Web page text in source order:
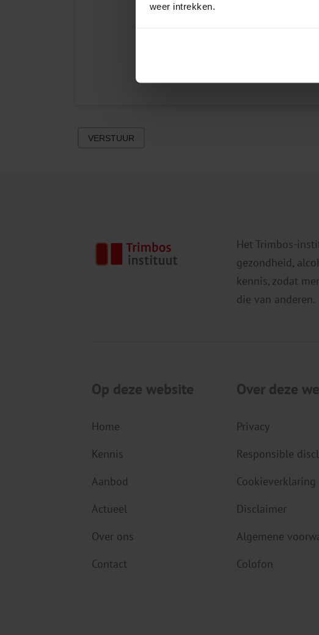
weer intrekken.
VERSTUUR
Het Trimbos-
gezondheid,
kennis, zodat
die van anderen.
Op deze website
Home
Kennis
Aanbod
Actueel
Over ons
Contact
Over deze
Privacy
Responsible
Cookieverklaring
Disclaimer
Algemene
Colofon